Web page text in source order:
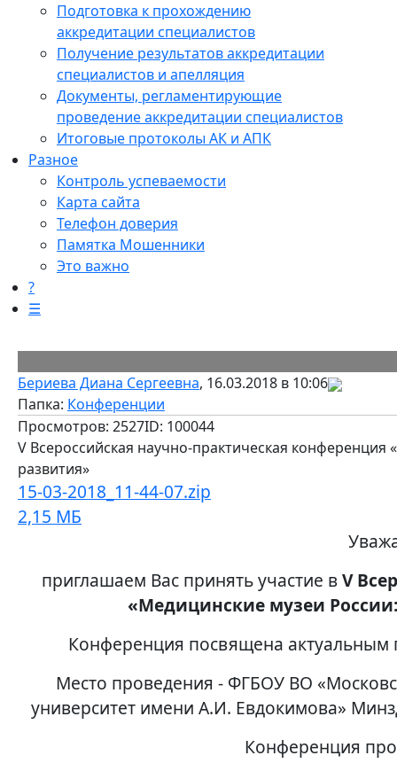
Подготовка к прохождению
аккредитации специалистов
Получение результатов аккредитации
специалистов и апелляция
Документы, регламентирующие
проведение аккредитации специалистов
Итоговые протоколы АК и АПК
Разное
Контроль успеваемости
Карта сайта
Телефон доверия
Памятка Мошенники
Это важно
?
☰
Бериева Диана Сергеевна, 16.03.2018 в 10:06
Папка: Конференции
Просмотров: 2527ID: 100044
V Всероссийская научно-практическая
развития»
15-03-2018_11-44-07.zip
2,15 МБ
приглашаем Вас принять участие вV
«Медицинские музеи
Конференция посвящена
Место проведения - ФГБОУ ВО
университет имени А.И. Евдокимова»
Конференция